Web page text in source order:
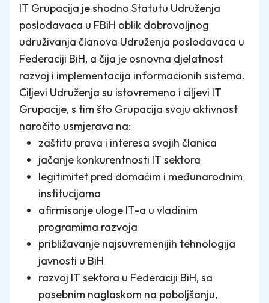
IT Grupacija je shodno Statutu Udruženja
poslodavaca u FBiH oblik dobrovoljnog
udruživanja članova Udruženja poslodavaca u
Federaciji BiH, a čija je osnovna djelatnost
razvoj i implementacija informacionih sistema.
Ciljevi Udruženja su istovremeno i ciljevi IT
Grupacije, s tim što Grupacija svoju aktivnost
naročito usmjerava na:
zaštitu prava i interesa svojih članica
jačanje konkurentnosti IT sektora
legitimitet pred domaćim i međunarodnim
institucijama
afirmisanje uloge IT-a u vladinim
programima razvoja
približavanje najsuvremenijih tehnologija
javnosti u BiH
razvoj IT sektora u Federaciji BiH, sa
posebnim naglaskom na poboljšanju,